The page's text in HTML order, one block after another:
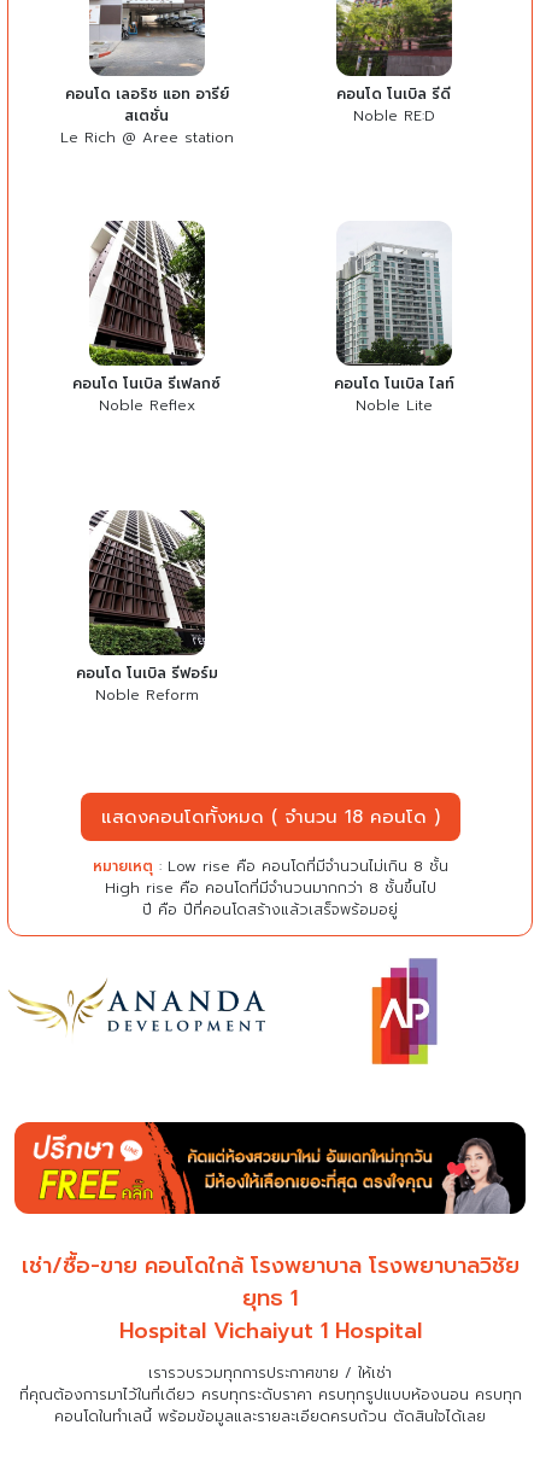
คอนโด เลอริช แอท อารีย์
สเตชั่น
Le Rich @ Aree station
คอนโด โนเบิล รีดี
Noble RE:D
คอนโด โนเบิล รีเฟลกซ์
Noble Reflex
คอนโด โนเบิล ไลท์
Noble Lite
คอนโด โนเบิล รีฟอร์ม
Noble Reform
แสดงคอนโดทั้งหมด ( จำนวน 18 คอนโด )
หมายเหตุ : Low rise คือ คอนโดที่มีจำนวนไม่เกิน 8 ชั้น
High rise คือ คอนโดที่มีจำนวนมากกว่า 8 ชั้นขึ้นไป
ปี คือ ปีที่คอนโดสร้างแล้วเสร็จพร้อมอยู่
เช่า/ซื้อ-ขาย คอนโดใกล้ โรงพยาบาล โรงพยาบาลวิชัย
ยุทธ 1
Hospital Vichaiyut 1 Hospital
เรารวบรวมทุกการประกาศขาย / ให้เช่า
ที่คุณต้องการมาไว้ในที่เดียว ครบทุกระดับราคา ครบทุกรูปแบบห้องนอน ครบทุก
คอนโดในทำเลนี้ พร้อมข้อมูลและรายละเอียดครบถ้วน ตัดสินใจได้เลย